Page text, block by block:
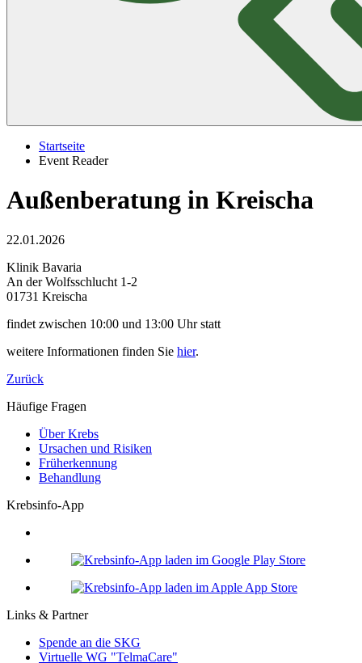
Startseite
Event Reader
Außenberatung in Kreischa
22.01.2026
Klinik Bavaria
An der Wolfsschlucht 1-2
01731 Kreischa
findet zwischen 10:00 und 13:00 Uhr statt
weitere Informationen finden Sie hier.
Zurück
Häufige Fragen
Über Krebs
Ursachen und Risiken
Früherkennung
Behandlung
Krebsinfo-App
Links & Partner
Spende an die SKG
Virtuelle WG "TelmaCare"